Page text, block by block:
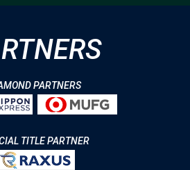
PARTNERS
TITLE PARTNER